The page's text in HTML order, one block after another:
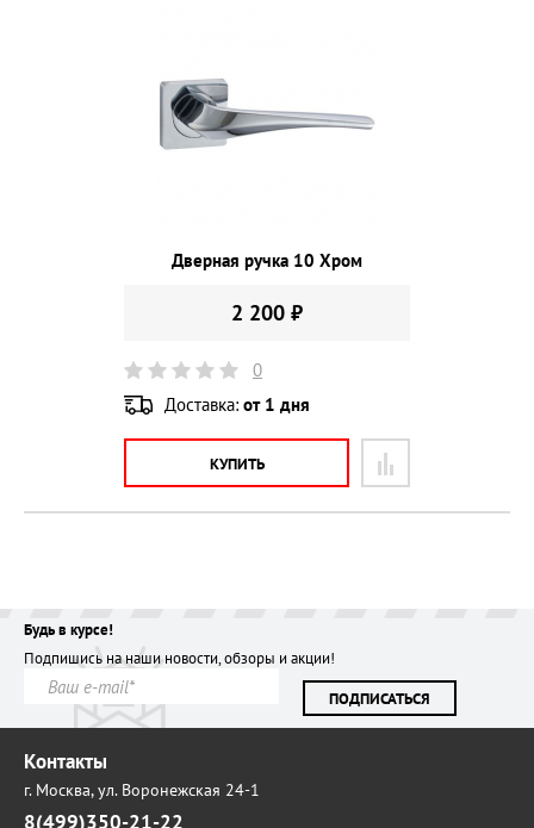
Дверная ручка 10 Хром
2 200 ₽
0
Доставка: от 1 дня
КУПИТЬ
Будь в курсе!
Подпишись на наши новости, обзоры и акции!
ПОДПИСАТЬСЯ
Контакты
г. Москва,ул. Воронежская 24-1
8(499)350-21-22